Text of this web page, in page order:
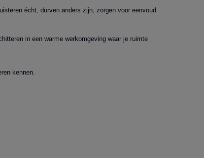
écht, durven anders zijn, zorgen voor eenvoud
in een warme werkomgeving waar je ruimte
kennen.